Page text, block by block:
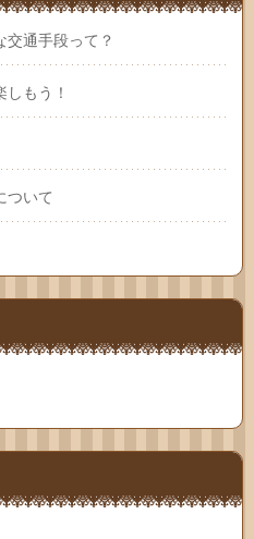
交通手段って？
もう！
ついて